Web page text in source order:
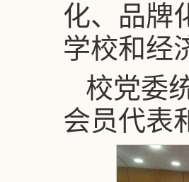
化、品牌
学校和经
校党委
会员代表